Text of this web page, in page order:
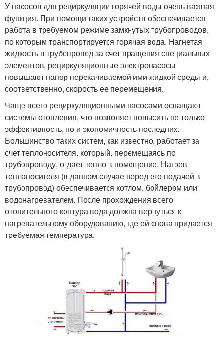
У насосов для рециркуляции горячей воды очень важная
функция. При помощи таких устройств обеспечивается
работа в требуемом режиме замкнутых трубопроводов,
по которым транспортируется горячая вода. Нагнетая
жидкость в трубопровод за счет вращения специальных
элементов, рециркуляционные электронасосы
повышают напор перекачиваемой ими жидкой среды и,
соответственно, скорость ее перемещения.
Чаще всего рециркуляционными насосами оснащают
системы отопления, что позволяет повысить не только
эффективность, но и экономичность последних.
Большинство таких систем, как известно, работает за
счет теплоносителя, который, перемещаясь по
трубопроводу, отдает тепло в помещение. Нагрев
теплоносителя (в данном случае перед его подачей в
трубопровод) обеспечивается котлом, бойлером или
водонагревателем. После прохождения всего
отопительного контура вода должна вернуться к
нагревательному оборудованию, где ей снова придается
требуемая температура.